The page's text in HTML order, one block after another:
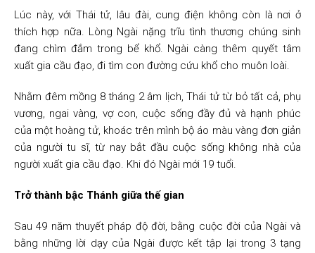
Lúc này, với Thái tử, lâu đài, cung điện không còn là nơi ở
thích hợp nữa. Lòng Ngài nặng trĩu tình thương chúng sinh
đang chìm đắm trong bể khổ. Ngài càng thêm quyết tâm
xuất gia cầu đạo, đi tìm con đường cứu khổ cho muôn loài.
Nhằm đêm mồng 8 tháng 2 âm lịch, Thái tử từ bỏ tất cả, phụ
vương, ngai vàng, vợ con, cuộc sống đầy đủ và hạnh phúc
của một hoàng tử, khoác trên mình bộ áo màu vàng đơn giản
của người tu sĩ, từ nay bắt đầu cuộc sống không nhà của
người xuất gia cầu đạo. Khi đó Ngài mới 19 tuổi.
Trở thành bậc Thánh giữa thế gian
Sau 49 năm thuyết pháp độ đời, bằng cuộc đời của Ngài và
bằng những lời dạy của Ngài được kết tập lại trong 3 tạng